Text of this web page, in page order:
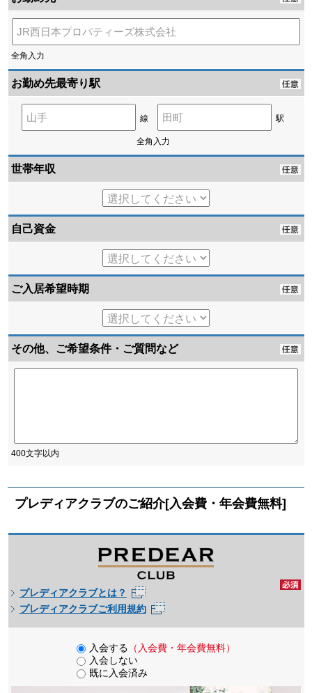
全角入力
お勤め先最寄り駅
線 駅
全角入力
世帯年収
自己資金
ご入居希望時期
その他、ご希望条件・ご質問など
400文字以内
プレディアクラブのご紹介[入会費・年会費無料]
プレディアクラブとは？
プレディアクラブご利用規約
入会する （入会費・年会費無料）
入会しない
既に入会済み